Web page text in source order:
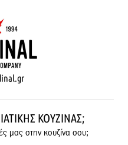
ΚΟΥΖΊΝΑΣ;
μας στην κουζίνα σου;